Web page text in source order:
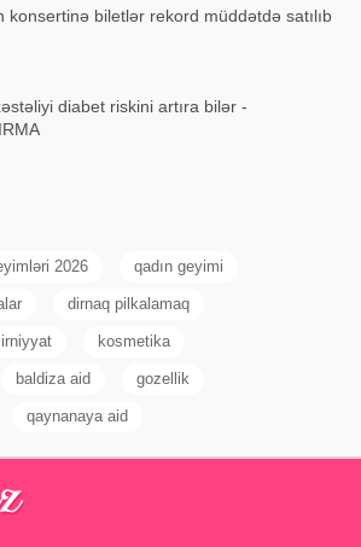
konsertinə biletlər rekord müddətdə satılıb
diabet riskini artıra bilər -
2026 qadın geyimi
dirnaq pilkalamaq
kosmetika
baldiza aid gozellik
qaynanaya aid